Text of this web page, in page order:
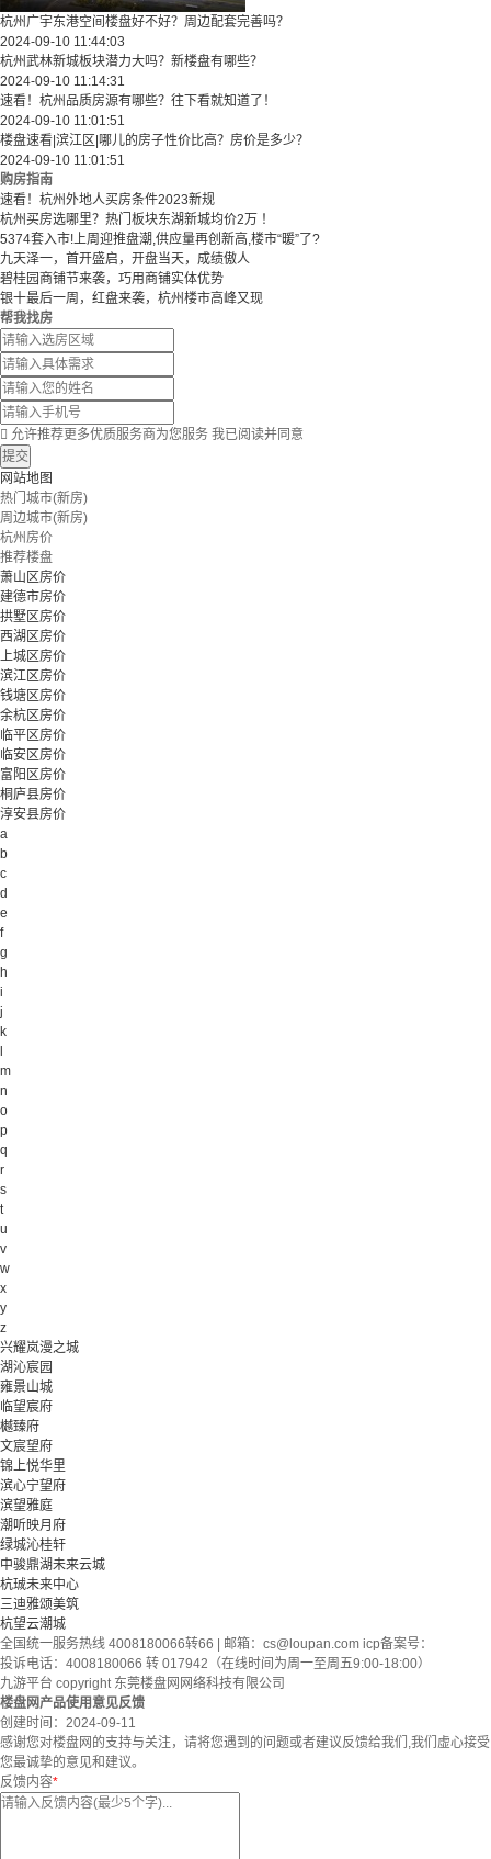
杭州广宇东港空间楼盘好不好？周边配套完善吗？
2024-09-10 11:44:03
杭州武林新城板块潜力大吗？新楼盘有哪些？
2024-09-10 11:14:31
速看！杭州品质房源有哪些？往下看就知道了！
2024-09-10 11:01:51
楼盘速看|滨江区|哪儿的房子性价比高？房价是多少？
2024-09-10 11:01:51
购房指南
速看！杭州外地人买房条件2023新规
杭州买房选哪里？热门板块东湖新城均价2万 ！
5374套入市!上周迎推盘潮,供应量再创新高,楼市“暖”了?
九天泽一，首开盛启，开盘当天，成绩傲人
碧桂园商铺节来袭，巧用商铺实体优势
银十最后一周，红盘来袭，杭州楼市高峰又现
帮我找房
 允许推荐更多优质服务商为您服务 我已阅读并同意
提交
网站地图
热门城市(新房)
周边城市(新房)
杭州房价
推荐楼盘
萧山区房价
建德市房价
拱墅区房价
西湖区房价
上城区房价
滨江区房价
钱塘区房价
余杭区房价
临平区房价
临安区房价
富阳区房价
桐庐县房价
淳安县房价
a
b
c
d
e
f
g
h
i
j
k
m
n
o
p
q
r
s
t
u
v
w
x
y
z
兴耀岚漫之城
湖沁宸园
雍景山城
临望宸府
樾臻府
文宸望府
锦上悦华里
滨心宁望府
滨望雅庭
潮听映月府
绿城沁桂轩
中骏鼎湖未来云城
杭珹未来中心
三迪雅颂美筑
杭望云潮城
全国统一服务热线 4008180066转66 | 邮箱： cs@loupan.com icp备案号：
投诉电话：4008180066 转 017942（在线时间为周一至周五9:00-18:00）
九游平台 copyright 东莞楼盘网网络科技有限公司
楼盘网产品使用意见反馈
创建时间： 2024-09-11
感谢您对楼盘网的支持与关注，请将您遇到的问题或者建议反馈给我们,我们虚心接受
您最诚挚的意见和建议。
反馈内容*